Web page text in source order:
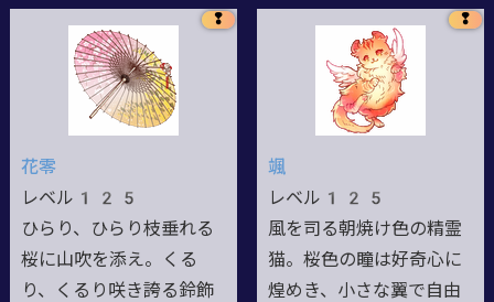
❢
花零
レベル125
ひらり、ひらり枝垂れる
桜に山吹を添え。くる
り、くるり咲き誇る鈴飾
❢
颯
レベル125
風を司る朝焼け色の精霊
猫。桜色の瞳は好奇心に
煌めき、小さな翼で自由